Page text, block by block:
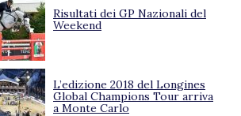
Risultati dei GP Nazionali del
Weekend
L’edizione 2018 del Longines
Global Champions Tour arriva
a Monte Carlo